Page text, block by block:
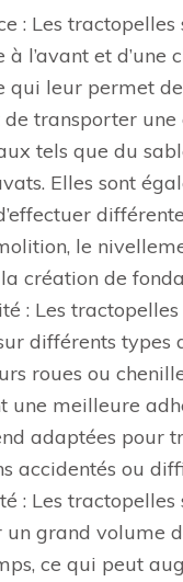
: Les tractopelles
à l’avant et d’une
qui leur permet
transporter
tels que du
Elles sont
le
création de
: Les
différents types
roues ou
une meilleure
adaptées pour
accidentés ou
: Les tractopelles
un grand volume
ce qui peut